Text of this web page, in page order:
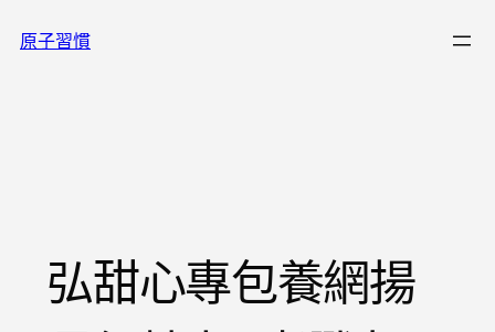
至原子習慣
弘甜心專包養網揚